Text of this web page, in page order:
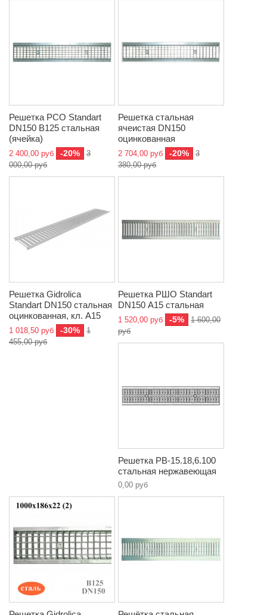
Решетка РСО Standart
DN150 B125 стальная
(ячейка)
2 400,00 руб -20%
3
000,00 руб
Решетка стальная
ячеистая DN150
оцинкованная
2 704,00 руб -20%
3
380,00 руб
Решетка Gidrolica
Standart DN150 стальная
оцинкованная, кл. A15
1 018,50 руб -30%
1
455,00 руб
Решетка РШО Standart
DN150 А15 стальная
1 520,00 руб -5%
1 600,00
руб
Решетка РВ-15.18,6.100
стальная нержавеющая
0,00 руб